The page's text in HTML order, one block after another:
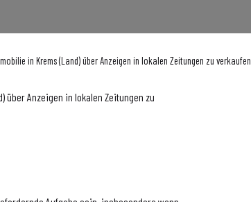
in Krems (Land) über Anzeigen in lokalen Zeitungen zu verkaufen
über Anzeigen in lokalen Zeitungen zu